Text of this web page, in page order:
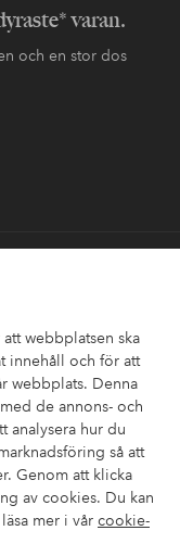
webbplatsen ska
innehåll och för att
webbplats. Denna
de annons- och
analysera hur du
så att
Genom att klicka
av cookies. Du kan
mer i vår cookie-
varan.
och en stor dos
Här finns
oss.
Betalsätt